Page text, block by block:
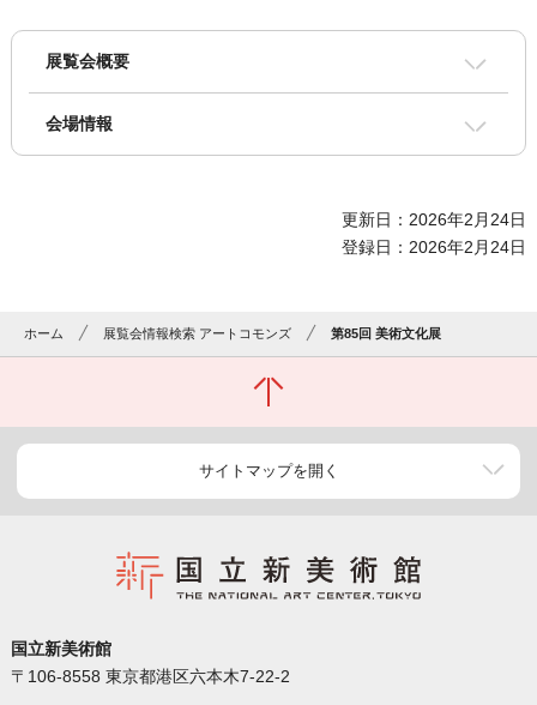
展覧会概要
会場情報
更新日：2026年2月24日
登録日：2026年2月24日
ホーム 展覧会情報検索 アートコモンズ 第85回 美術文化展
サイトマップを開く
国立新美術館
〒106-8558 東京都港区六本木7-22-2